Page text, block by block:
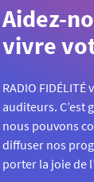
Aidez-
vivre
RADIO
auditeurs. C’est
nous pouvons
diffuser nos
porter la joie de